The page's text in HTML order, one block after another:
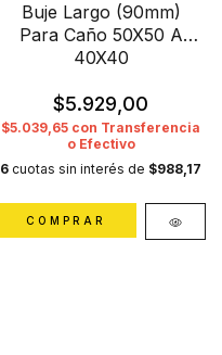
Buje Largo (90mm)
Para Caño 50X50 A
40X40
$5.929,00
$5.039,65 con Transferencia
o Efectivo
6 cuotas sin interés de $988,17